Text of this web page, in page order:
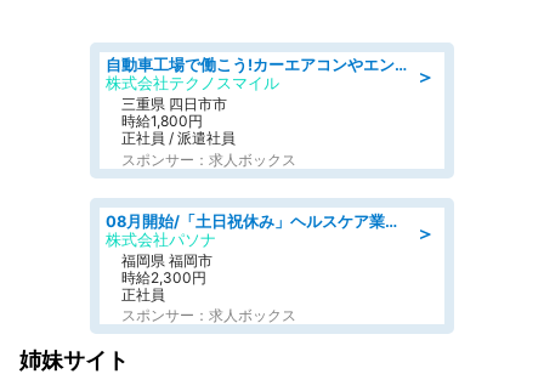
＞
自動車工場で働こう!カーエアコンやエンジンの製造・加工業務/寮完備 denso aichi
株式会社テクノスマイル
三重県 四日市市
時給1,800円
正社員 / 派遣社員
スポンサー：求人ボックス
＞
08月開始/「土日祝休み」ヘルスケア業界の産業保健師/高時給/未経験OK/要資格:保健師、正看護師
株式会社パソナ
福岡県 福岡市
時給2,300円
正社員
スポンサー：求人ボックス
姉妹サイト